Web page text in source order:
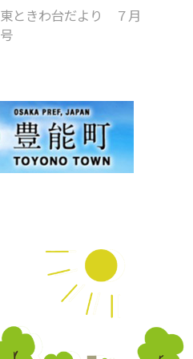
東ときわ台だより ７月
号